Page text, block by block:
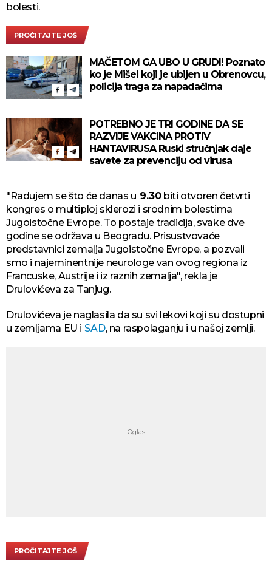
bolesti.
PROČITAJTE JOŠ
MAČETOM GA UBO U GRUDI! Poznato
ko je Mišel koji je ubijen u Obrenovcu,
policija traga za napadačima
POTREBNO JE TRI GODINE DA SE
RAZVIJE VAKCINA PROTIV
HANTAVIRUSA Ruski stručnjak daje
savete za prevenciju od virusa
"Radujem se što će danas u 9.30biti otvoren četvrti
kongres o multiploj sklerozi i srodnim bolestima
Jugoistočne Evrope. To postaje tradicija, svake dve
godine se održava u Beogradu. Prisustvovaće
predstavnici zemalja Jugoistočne Evrope, a pozvali
smo i najeminentnije neurologe van ovog regiona iz
Francuske, Austrije i iz raznih zemalja", rekla je
Drulovićeva za Tanjug.
Drulovićeva je naglasila da su svi lekovi koji su dostupni
u zemljama EU i SAD, na raspolaganju i u našoj zemlji.
PROČITAJTE JOŠ